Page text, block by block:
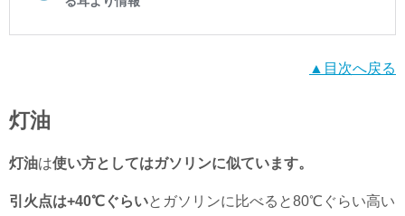
▲目次へ戻る
灯油
灯油は使い方としてはガソリンに似ています。
引火点は+40℃ぐらいとガソリンに比べると80℃ぐらい高い